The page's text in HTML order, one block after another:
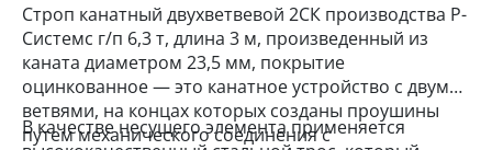
Строп канатный двухветвевой 2СК производства Р-
Системс г/п 6,3 т, длина 3 м, произведенный из
каната диаметром 23,5 мм, покрытие
оцинкованное — это канатное устройство с двумя
ветвями, на концах которых созданы проушины
путем механического соединения с
В качестве несущего элемента применяется